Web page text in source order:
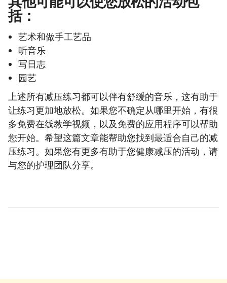
括：
艺术和做手工艺品
听音乐
写日志
园艺
上述所有减压练习都可以伴有舒缓的音乐，这有助于
让练习更加地放松。如果您不确定从哪里开始，有很
多免费在线教学视频，以及免费的应用程序可以帮助
您开始。希望这篇文章能帮助您找到最适合自己的减
压练习。如果您有更多有助于您健康减压的活动，请
与您的护理团队分享。